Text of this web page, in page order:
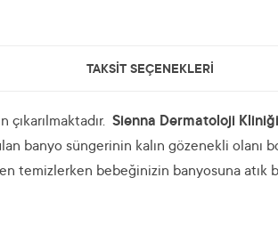
TAKSİT SEÇENEKLERİ
Sienna Dermatoloji
banyo süngerinin kalın gözenekli olanı
temizlerken bebeğinizin banyosuna atık